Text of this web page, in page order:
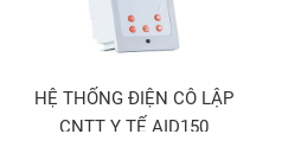
HỆ THỐNG ĐIỆN CÔ LẬP
CNTT Y TẾ AID150